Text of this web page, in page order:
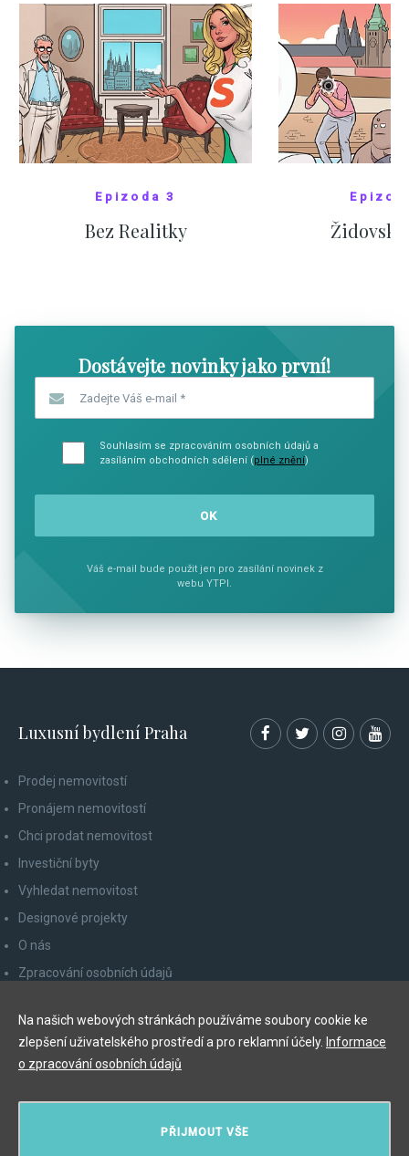
Epizoda 3
Bez Realitky
Dostávejte novinky jako první!
Souhlasím se zpracováním osobních údajů a
zasíláním obchodních sdělení (plné znění)
Váš e-mail bude použit jen pro zasílání novinek z
webu YTPI.
Luxusní bydlení Praha
Prodej nemovitostí
Pronájem nemovitostí
Chci prodat nemovitost
Investiční byty
Vyhledat nemovitost
Designové projekty
O nás
Zpracování osobních údajů
Odhlášení z newsletteru
PŘIJMOUT VŠE
Na našich webových stránkách používáme soubory cookie ke
zlepšení uživatelského prostředí a pro reklamní účely. Informace
o zpracování osobních údajů